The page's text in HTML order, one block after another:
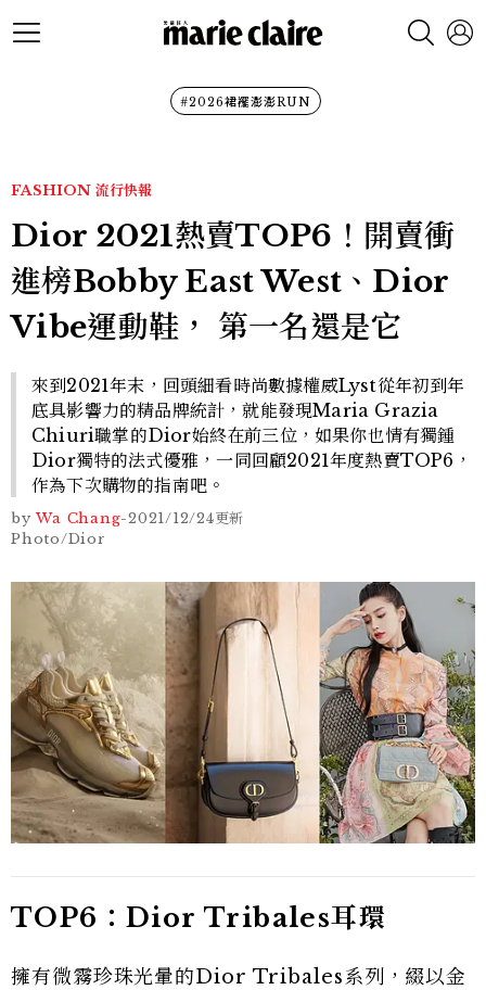
#2026裙襬澎澎RUN
FASHION 流行快報
Dior 2021熱賣TOP6！開賣衝
進榜Bobby East West、Dior
Vibe運動鞋， 第一名還是它
來到2021年末，回頭細看時尚數據權威Lyst從年初到年
底具影響力的精品牌統計，就能發現Maria Grazia
Chiuri職掌的Dior始終在前三位，如果你也情有獨鍾
Dior獨特的法式優雅，一同回顧2021年度熱賣TOP6，
作為下次購物的指南吧。
by Wa Chang-2021/12/24更新
Photo/Dior
TOP6：Dior Tribales耳環
擁有微霧珍珠光暈的Dior Tribales系列，綴以金